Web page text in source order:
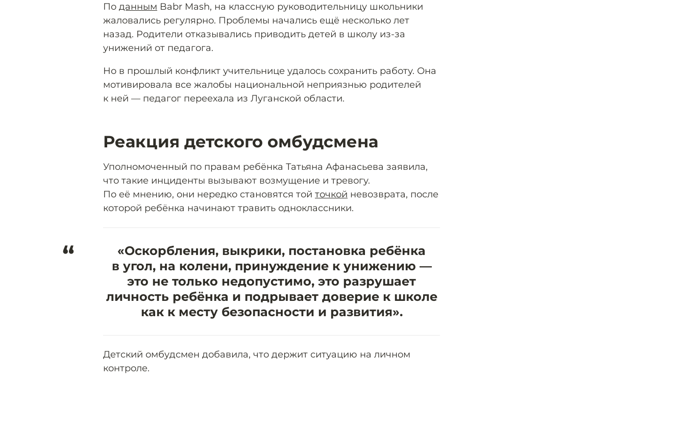
По данным Babr Mash, на классную руководительницу школьники
жаловались регулярно. Проблемы начались ещё несколько лет
назад. Родители отказывались приводить детей в школу из-за
унижений от педагога.
Но в прошлый конфликт учительнице удалось сохранить работу. Она
мотивировала все жалобы национальной неприязнью родителей
к ней — педагог переехала из Луганской области.
Реакция детского омбудсмена
Уполномоченный по правам ребёнка Татьяна Афанасьева заявила,
что такие инциденты вызывают возмущение и тревогу.
По её мнению, они нередко становятся той точкой невозврата, после
которой ребёнка начинают травить одноклассники.
“
«Оскорбления, выкрики, постановка ребёнка
в угол, на колени, принуждение к унижению —
это не только недопустимо, это разрушает
личность ребёнка и подрывает доверие к школе
как к месту безопасности и развития».
Детский омбудсмен добавила, что держит ситуацию на личном
контроле.